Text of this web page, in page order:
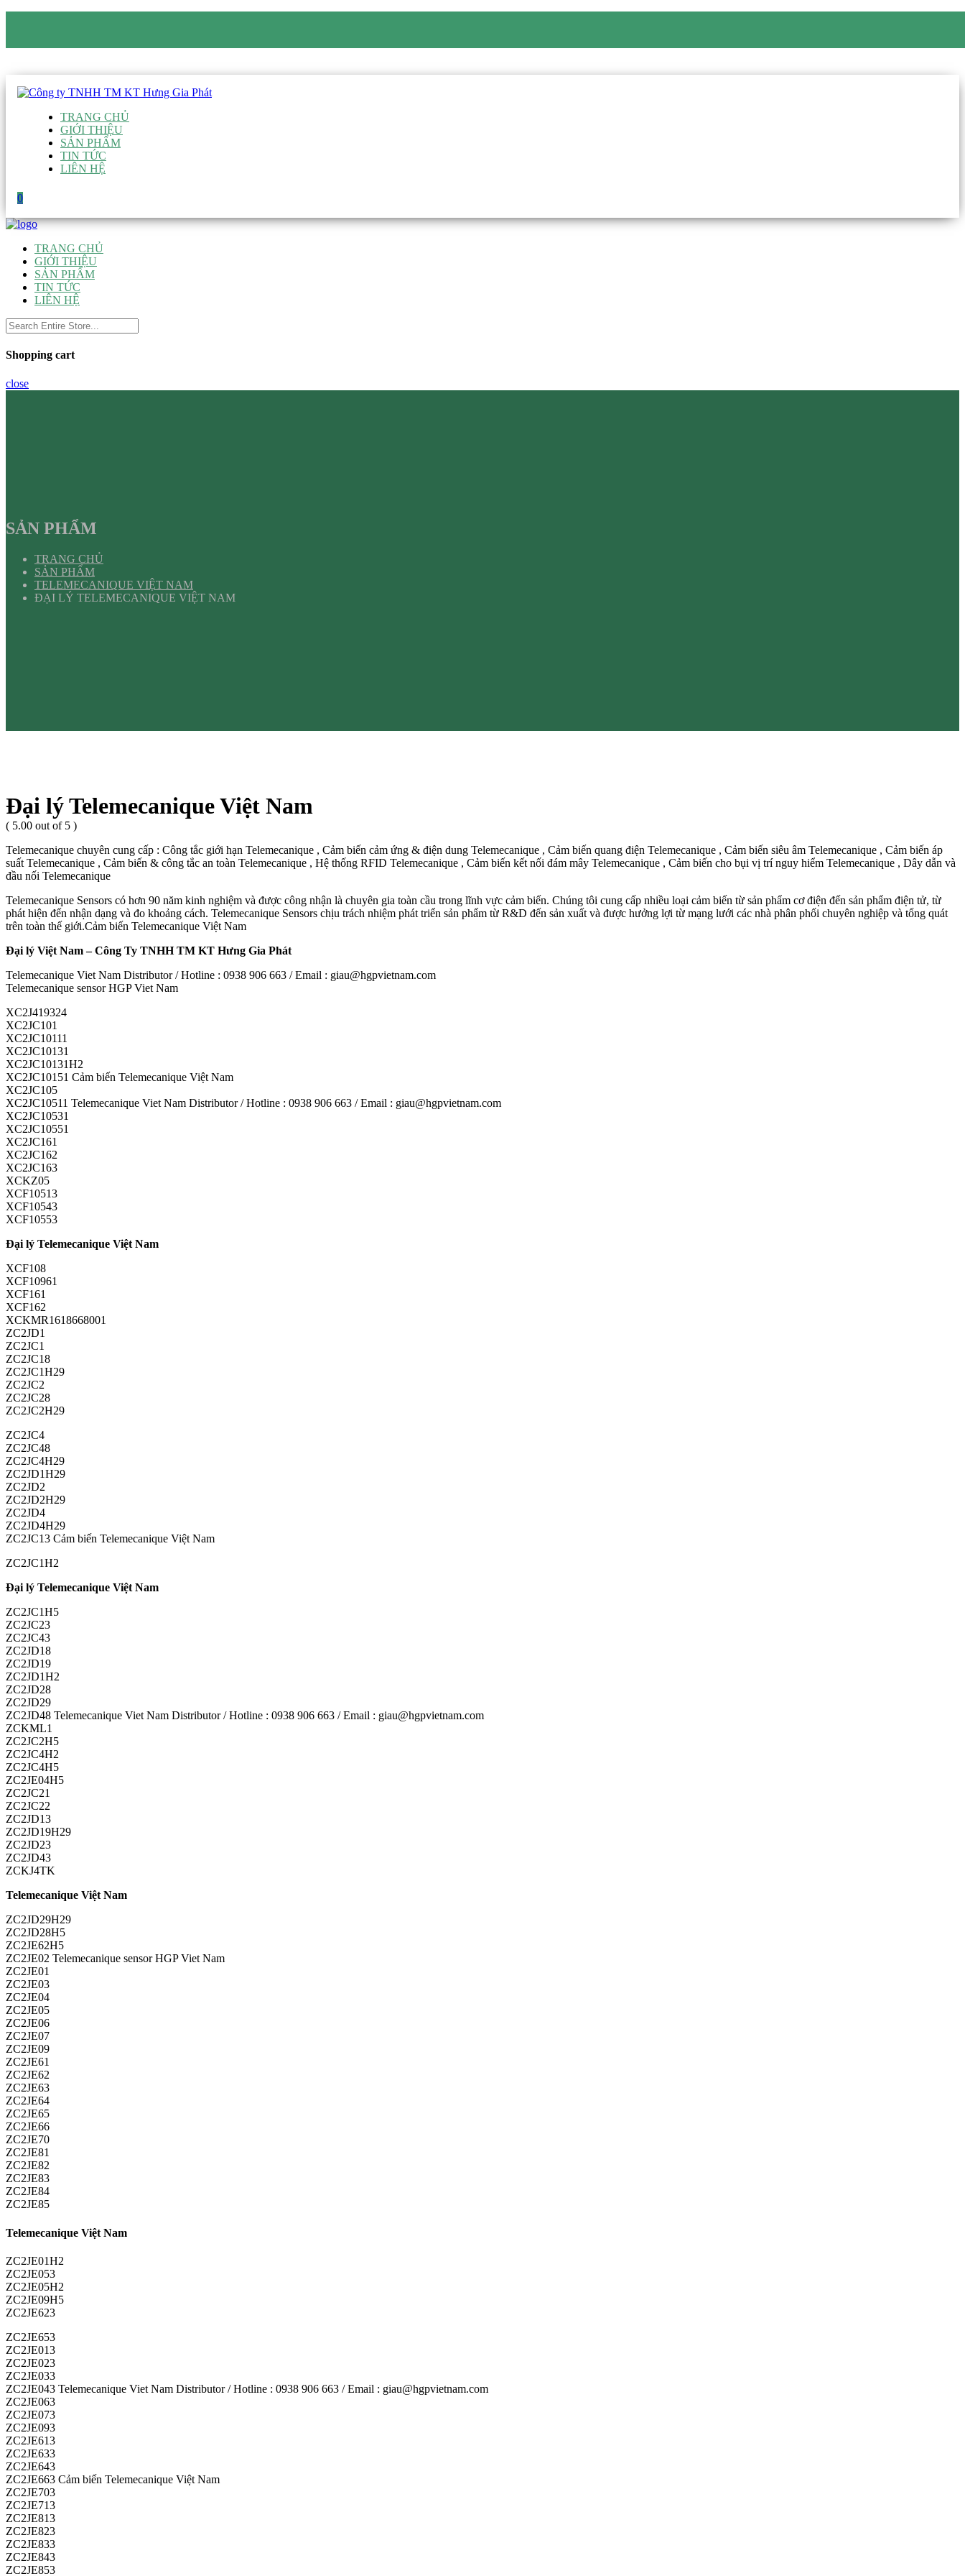
TRANG CHỦ
GIỚI THIỆU
SẢN PHẨM
TIN TỨC
LIÊN HỆ
0
TRANG CHỦ
GIỚI THIỆU
SẢN PHẨM
TIN TỨC
LIÊN HỆ
Shopping cart
close
SẢN PHẨM
TRANG CHỦ
SẢN PHẨM
TELEMECANIQUE VIỆT NAM
ĐẠI LÝ TELEMECANIQUE VIỆT NAM
Đại lý Telemecanique Việt Nam
( 5.00 out of 5 )
Telemecanique chuyên cung cấp : Công tắc giới hạn Telemecanique , Cảm biến cảm ứng & điện dung Telemecanique , Cảm biến quang điện Telemecanique , Cảm biến siêu âm Telemecanique , Cảm biến áp
suất Telemecanique , Cảm biến & công tắc an toàn Telemecanique , Hệ thống RFID Telemecanique , Cảm biến kết nối đám mây Telemecanique , Cảm biến cho bụi vị trí nguy hiểm Telemecanique , Dây dẫn và
đầu nối Telemecanique
Telemecanique Sensors có hơn 90 năm kinh nghiệm và được công nhận là chuyên gia toàn cầu trong lĩnh vực cảm biến. Chúng tôi cung cấp nhiều loại cảm biến từ sản phẩm cơ điện đến sản phẩm điện tử, từ
phát hiện đến nhận dạng và đo khoảng cách. Telemecanique Sensors chịu trách nhiệm phát triển sản phẩm từ R&D đến sản xuất và được hưởng lợi từ mạng lưới các nhà phân phối chuyên nghiệp và tổng quát
trên toàn thế giới.Cảm biến Telemecanique Việt Nam
Đại lý Việt Nam – Công Ty TNHH TM KT Hưng Gia Phát
Telemecanique Viet Nam Distributor / Hotline : 0938 906 663 / Email : giau@hgpvietnam.com
Telemecanique sensor HGP Viet Nam
XC2J419324
XC2JC101
XC2JC10111
XC2JC10131
XC2JC10131H2
XC2JC10151 Cảm biến Telemecanique Việt Nam
XC2JC105
XC2JC10511 Telemecanique Viet Nam Distributor / Hotline : 0938 906 663 / Email : giau@hgpvietnam.com
XC2JC10531
XC2JC10551
XC2JC161
XC2JC162
XC2JC163
XCKZ05
XCF10513
XCF10543
XCF10553
Đại lý Telemecanique Việt Nam
XCF108
XCF10961
XCF161
XCF162
XCKMR1618668001
ZC2JD1
ZC2JC1
ZC2JC18
ZC2JC1H29
ZC2JC2
ZC2JC28
ZC2JC2H29
ZC2JC4
ZC2JC48
ZC2JC4H29
ZC2JD1H29
ZC2JD2
ZC2JD2H29
ZC2JD4
ZC2JD4H29
ZC2JC13 Cảm biến Telemecanique Việt Nam
ZC2JC1H2
Đại lý Telemecanique Việt Nam
ZC2JC1H5
ZC2JC23
ZC2JC43
ZC2JD18
ZC2JD19
ZC2JD1H2
ZC2JD28
ZC2JD29
ZC2JD48 Telemecanique Viet Nam Distributor / Hotline : 0938 906 663 / Email : giau@hgpvietnam.com
ZCKML1
ZC2JC2H5
ZC2JC4H2
ZC2JC4H5
ZC2JE04H5
ZC2JC21
ZC2JC22
ZC2JD13
ZC2JD19H29
ZC2JD23
ZC2JD43
ZCKJ4TK
Telemecanique Việt Nam
ZC2JD29H29
ZC2JD28H5
ZC2JE62H5
ZC2JE02 Telemecanique sensor HGP Viet Nam
ZC2JE01
ZC2JE03
ZC2JE04
ZC2JE05
ZC2JE06
ZC2JE07
ZC2JE09
ZC2JE61
ZC2JE62
ZC2JE63
ZC2JE64
ZC2JE65
ZC2JE66
ZC2JE70
ZC2JE81
ZC2JE82
ZC2JE83
ZC2JE84
ZC2JE85
Telemecanique Việt Nam
ZC2JE01H2
ZC2JE053
ZC2JE05H2
ZC2JE09H5
ZC2JE623
ZC2JE653
ZC2JE013
ZC2JE023
ZC2JE033
ZC2JE043 Telemecanique Viet Nam Distributor / Hotline : 0938 906 663 / Email : giau@hgpvietnam.com
ZC2JE063
ZC2JE073
ZC2JE093
ZC2JE613
ZC2JE633
ZC2JE643
ZC2JE663 Cảm biến Telemecanique Việt Nam
ZC2JE703
ZC2JE713
ZC2JE813
ZC2JE823
ZC2JE833
ZC2JE843
ZC2JE853